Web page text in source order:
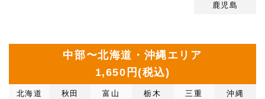
鹿児島
中部〜北海道・沖縄エリア
1,650円(税込)
北海道 秋田 富山 栃木 三重 沖縄